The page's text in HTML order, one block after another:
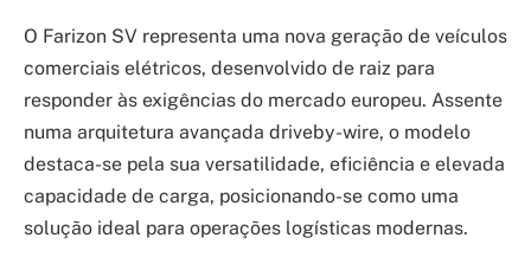
O Farizon SV representa uma nova geração de veículos
comerciais elétricos, desenvolvido de raiz para
responder às exigências do mercado europeu. Assente
numa arquitetura avançada driveby-wire, o modelo
destaca-se pela sua versatilidade, eficiência e elevada
capacidade de carga, posicionando-se como uma
solução ideal para operações logísticas modernas.